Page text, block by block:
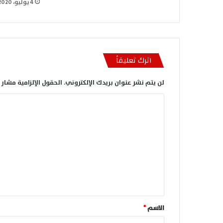
4 يوليو، 2020
اترك تعليقاً
لن يتم نشر عنوان بريدك الإلكتروني. الحقول الإلزامية مشار
*
الاسم*